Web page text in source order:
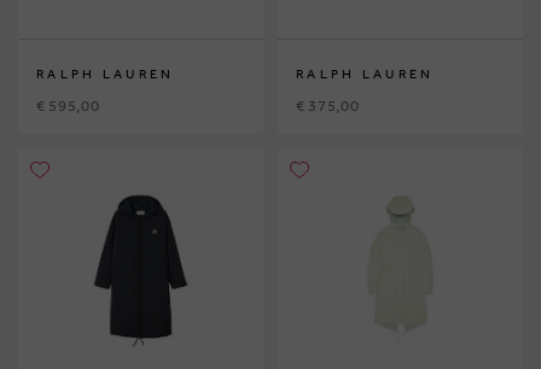
RALPH LAUREN
€ 595,00
RALPH LAUREN
€ 375,00